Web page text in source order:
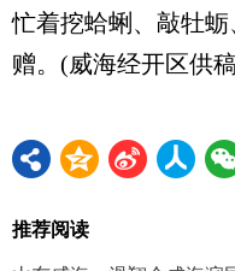
忙着挖蛤蜊、敲牡
赠。(威海经开区供
推荐阅读